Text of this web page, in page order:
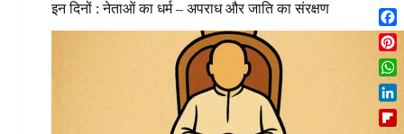
इन दिनों : नेताओं का धर्म – अपराध और जाति का संरक्षण
F
a
c
e
b
o
P
i
n
t
W
h
a
L
i